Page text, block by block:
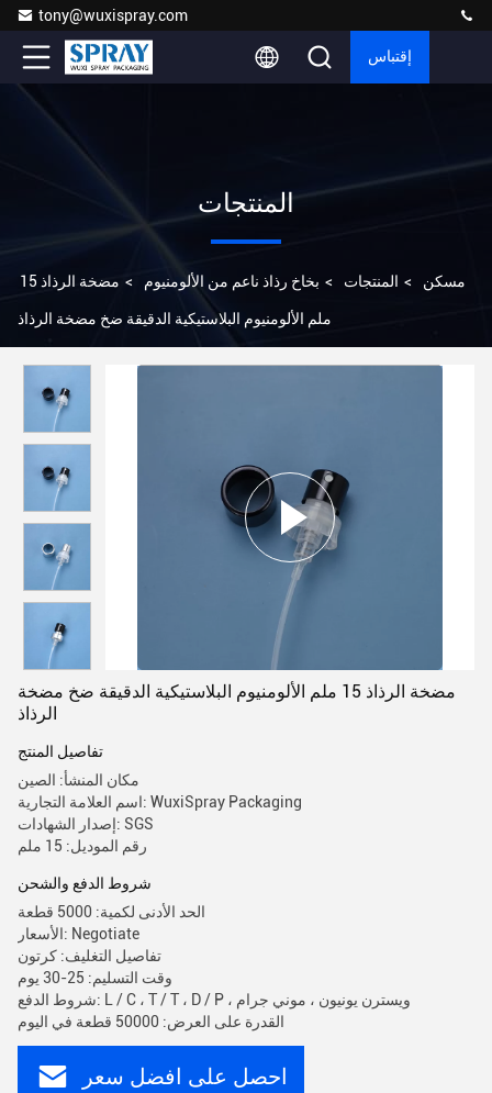
tony@wuxispray.com
إقتباس
المنتجات
مسكن > المنتجات > بخاخ رذاذ ناعم من الألومنيوم > مضخة الرذاذ 15
ملم الألومنيوم البلاستيكية الدقيقة ضخ مضخة الرذاذ
مضخة الرذاذ 15 ملم الألومنيوم البلاستيكية الدقيقة ضخ مضخة
الرذاذ
تفاصيل المنتج
مكان المنشأ: الصين
اسم العلامة التجارية: WuxiSpray Packaging
إصدار الشهادات: SGS
رقم الموديل: 15 ملم
شروط الدفع والشحن
الحد الأدنى لكمية: 5000 قطعة
الأسعار: Negotiate
تفاصيل التغليف: كرتون
وقت التسليم: 25-30 يوم
شروط الدفع: L / C ، T / T ، D / P ، ويسترن يونيون ، موني جرام
القدرة على العرض: 50000 قطعة في اليوم
احصل على افضل سعر